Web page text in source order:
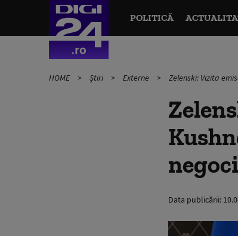
POLITICĂ
HOME Știri Externe Zelenski: Vizita
Data publicării: